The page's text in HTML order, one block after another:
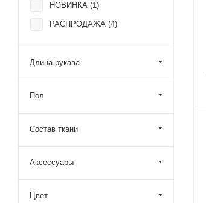
НОВИНКА (1)
РАСПРОДАЖА (4)
Длина рукава
Пол
Состав ткани
Аксессуары
Цвет